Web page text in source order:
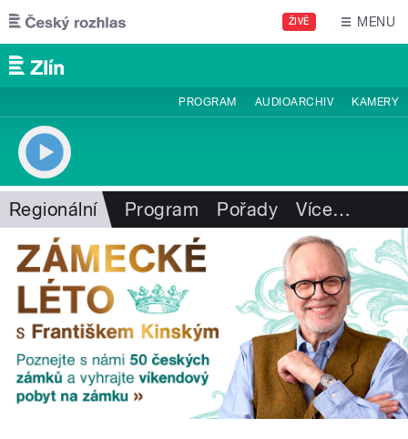
Přejít k hlavnímu obsahu
ŽIVĚ MENU
PROGRAM AUDIOARCHIV KAMERY
Regionální Program Pořady Více…